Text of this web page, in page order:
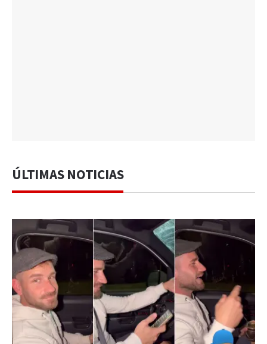
ÚLTIMAS NOTICIAS